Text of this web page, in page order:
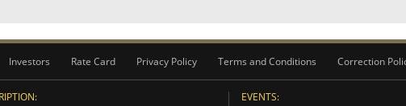
Investors Rate Card Privacy Policy Terms and Conditions Correction
EVENTS: